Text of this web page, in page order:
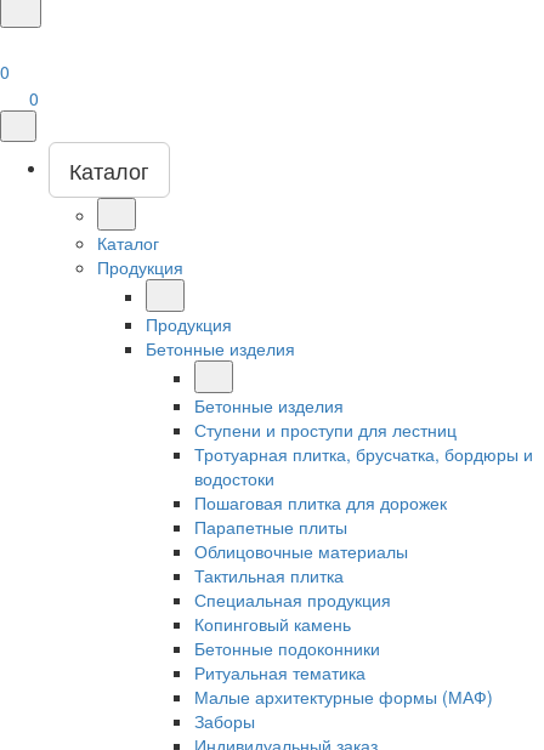
0
0
Каталог
Каталог
Продукция
Продукция
Бетонные изделия
Бетонные изделия
Ступени и проступи для лестниц
Тротуарная плитка, брусчатка, бордюры и
водостоки
Пошаговая плитка для дорожек
Парапетные плиты
Облицовочные материалы
Тактильная плитка
Специальная продукция
Копинговый камень
Бетонные подоконники
Ритуальная тематика
Малые архитектурные формы (МАФ)
Заборы
Индивидуальный заказ